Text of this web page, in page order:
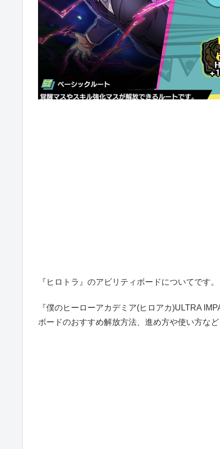
『ヒロトラ』のアビリティボードについてです。
『僕のヒーローアカデミア(ヒロアカ)ULTRA
ボードのおすすめ解放方法、進め方や使い方など